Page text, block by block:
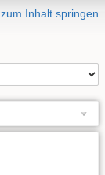
zum Inhalt springen